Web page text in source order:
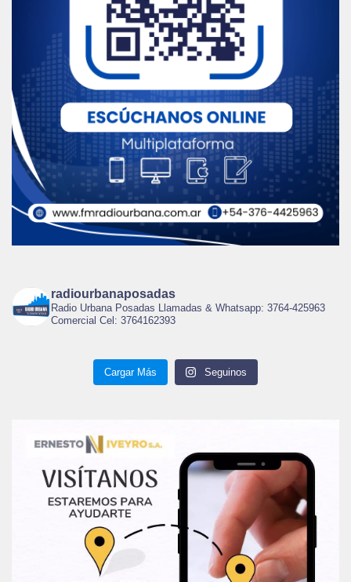
radiourbanaposadas
Radio Urbana Posadas Llamadas & Whatsapp: 3764-425963
Comercial Cel: 3764162393
Cargar Más Seguinos